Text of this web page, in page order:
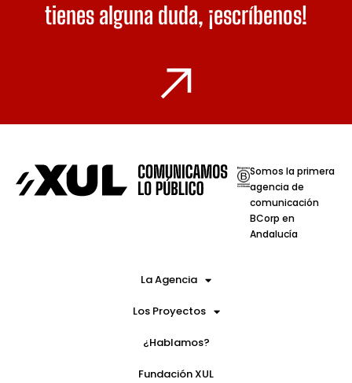
tienes alguna duda, ¡escríbenos!
Somos la primera
agencia de
comunicación
BCorp en
Andalucía
La Agencia
Los Proyectos
¿Hablamos?
Fundación XUL